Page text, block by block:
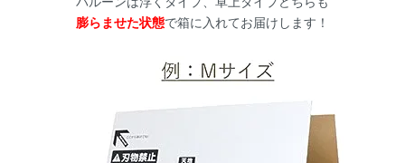
膨らませた状態で箱に入れてお届けします！